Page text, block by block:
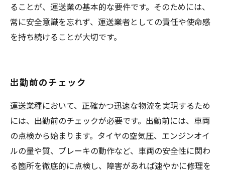
ることが、運送業の基本的な要件です。そのためには、
常に安全意識を忘れず、運送業者としての責任や使命感
を持ち続けることが大切です。
出勤前のチェック
運送業種において、正確かつ迅速な物流を実現するため
には、出勤前のチェックが必要です。出勤前には、車両
の点検から始まります。タイヤの空気圧、エンジンオイ
ルの量や質、ブレーキの動作など、車両の安全性に関わ
る箇所を徹底的に点検し、障害があれば速やかに修理を